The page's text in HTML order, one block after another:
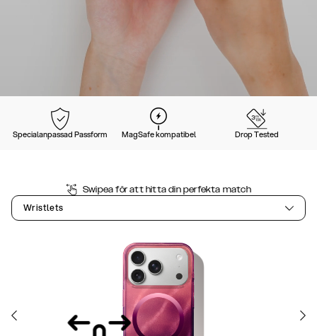
Specialanpassad Passform MagSafe kompatibel Drop Tested
Swipea för att hitta din perfekta match
Wristlets